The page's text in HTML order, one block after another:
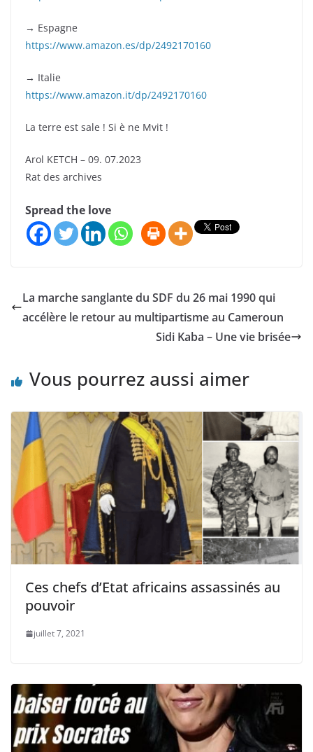
→ Espagne
https://www.amazon.es/dp/2492170160
→ Italie
https://www.amazon.it/dp/2492170160
La terre est sale ! Si è ne Mvit !
Arol KETCH – 09. 07.2023
Rat des archives
Spread the love
La marche sanglante du SDF du 26 mai 1990 qui
accélère le retour au multipartisme au Cameroun
Sidi Kaba – Une vie brisée
Vous pourrez aussi aimer
Ces chefs d’Etat africains assassinés au
pouvoir
juillet 7, 2021